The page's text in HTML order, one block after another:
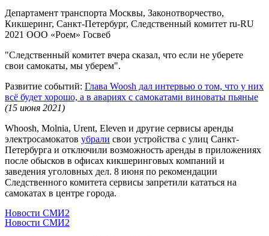
Департамент транспорта Москвы, Законотворчество,
Кикшеринг, Санкт-Петербург, Следственный комитет ru-RU
2021 ООО «Роем» Госвеб
"Следственный комитет вчера сказал, что если не уберете
свои самокаты, мы уберем".
Развитие событий: Глава Woosh дал интервью о том, что у них
всё будет хорошо, а в авариях с самокатами виноваты пьяные
(15 июня 2021)
Whoosh, Molnia, Urent, Eleven и другие сервисы аренды
электросамокатов убрали свои устройства с улиц Санкт-
Петербурга и отключили возможность аренды в приложениях
после обысков в офисах кикшеринговых компаний и
заведения уголовных дел. 8 июня по рекомендации
Следственного комитета сервисы запретили кататься на
самокатах в центре города.
Новости СМИ2
Новости СМИ2